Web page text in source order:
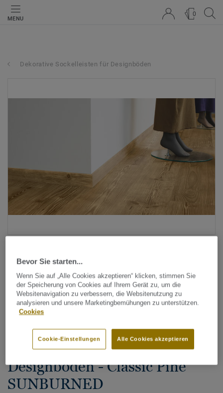
MENU
0
Dekorative Sockelleisten für Designböden
Alle Designs anzeigen (200)
Dekorative Sockelleisten für
Designböden - Classic Pine
SUNBURNED
Bevor Sie starten...
Wenn Sie auf „Alle Cookies akzeptieren“ klicken, stimmen Sie
der Speicherung von Cookies auf Ihrem Gerät zu, um die
Websitenavigation zu verbessern, die Websitenutzung zu
analysieren und unsere Marketingbemühungen zu unterstützen.
Cookies
Alle Cookies akzeptieren
Cookie-Einstellungen